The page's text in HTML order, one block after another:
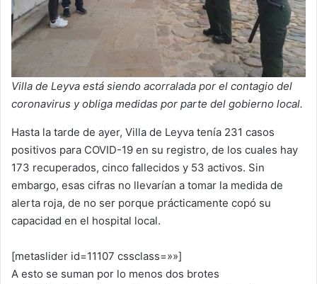
Villa de Leyva está siendo acorralada por el contagio del
coronavirus y obliga medidas por parte del gobierno local.
Hasta la tarde de ayer, Villa de Leyva tenía 231 casos
positivos para COVID-19 en su registro, de los cuales hay
173 recuperados, cinco fallecidos y 53 activos. Sin
embargo, esas cifras no llevarían a tomar la medida de
alerta roja, de no ser porque prácticamente copó su
capacidad en el hospital local.
[metaslider id=11107 cssclass=»»]
A esto se suman por lo menos dos brotes